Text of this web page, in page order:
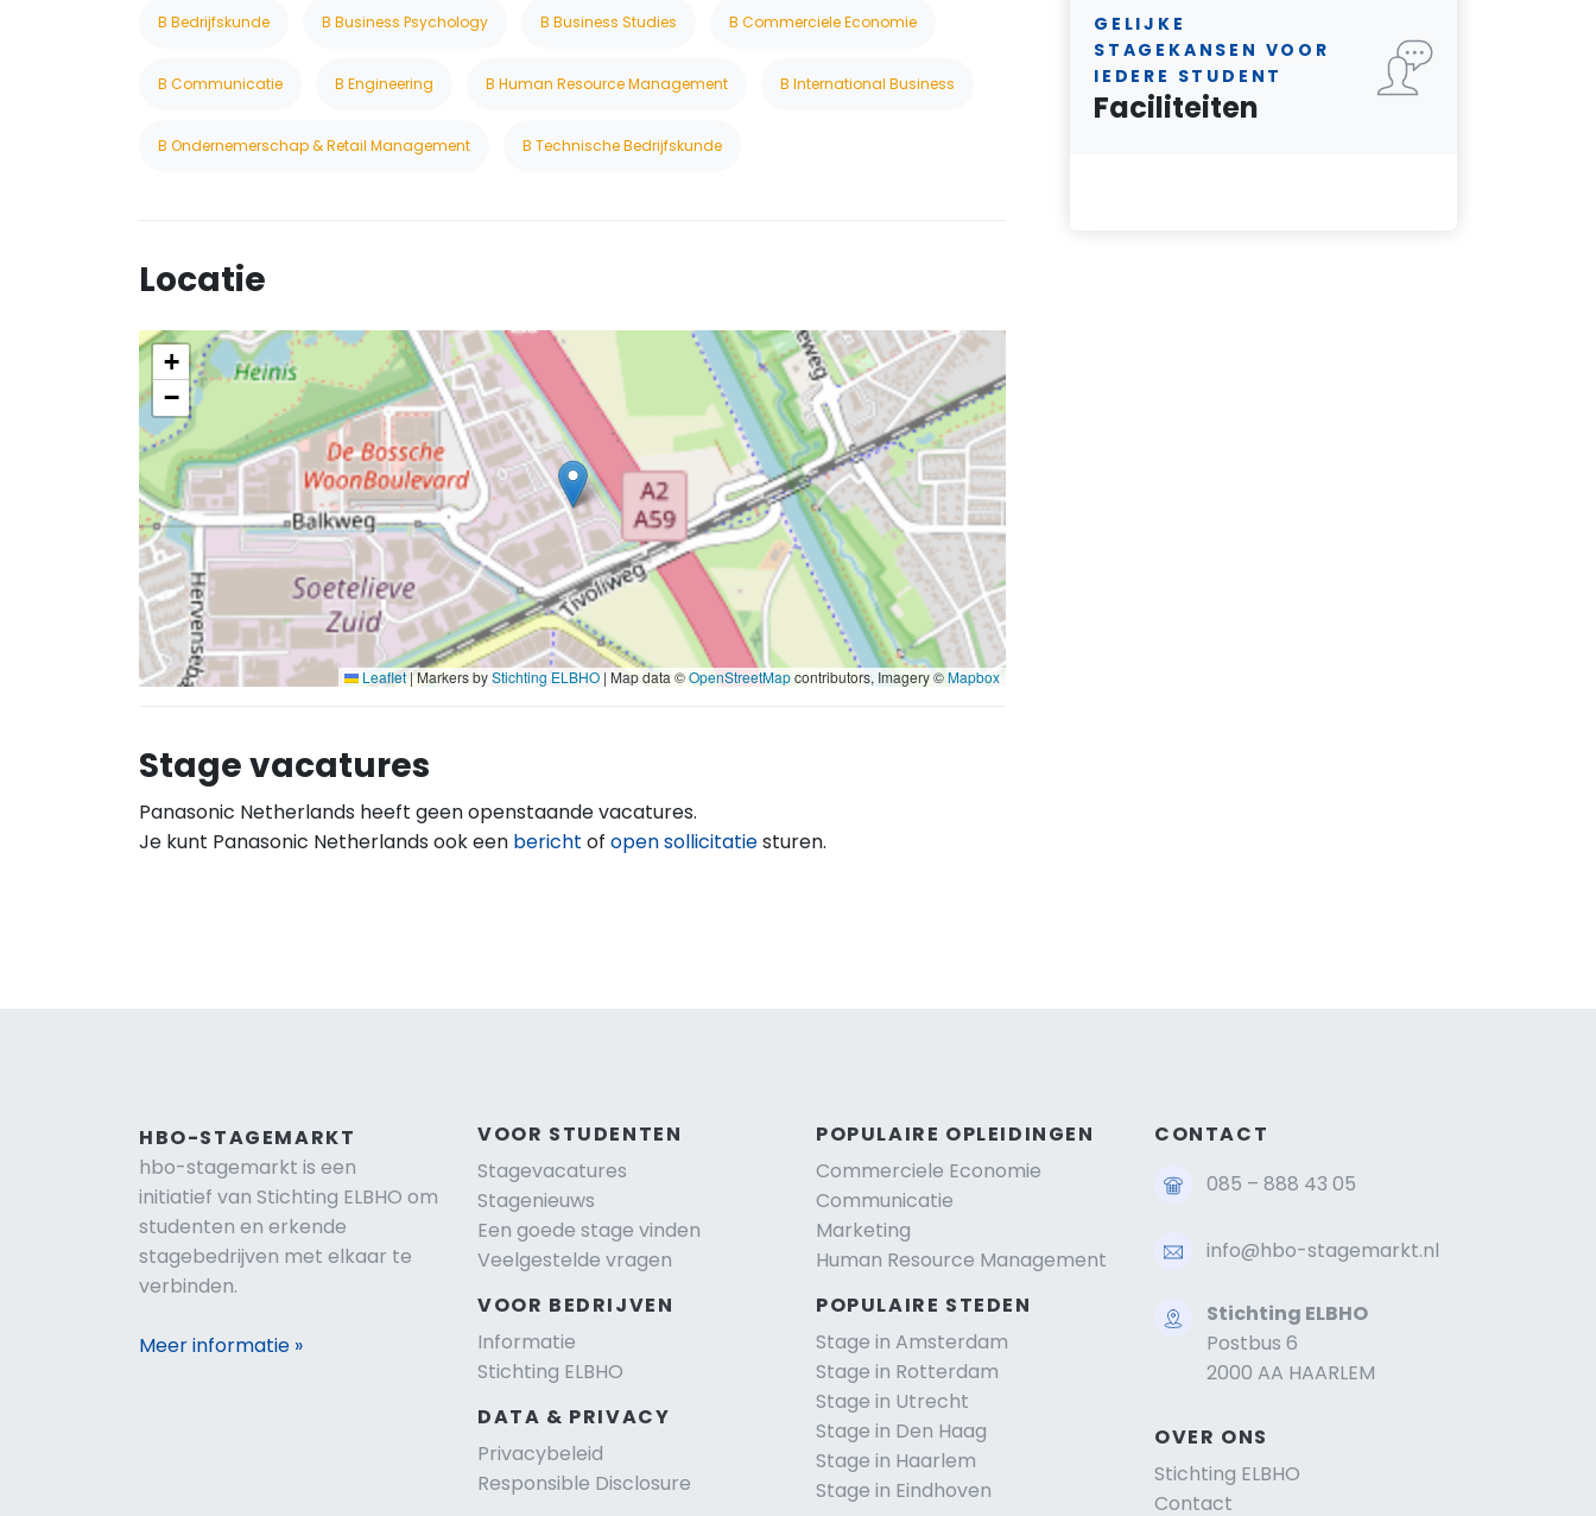
B Bedrijfskunde B Business Psychology B Business Studies B Commerciele Economie
B Communicatie B Engineering B Human Resource Management B International Business
B Ondernemerschap & Retail Management B Technische Bedrijfskunde
Locatie
+
−
Leaflet | Markers byStichting ELBHO | Map data ©OpenStreetMapcontributors, Imagery ©Mapbox
Stage vacatures
Panasonic Netherlands heeft geen openstaande vacatures.
Je kunt Panasonic Netherlands ook een bericht of open sollicitatiesturen.
GELIJKE
STAGEKANSEN VOOR
IEDERE STUDENT
Faciliteiten
HBO-STAGEMARKT
hbo-stagemarkt is een
initiatief van Stichting ELBHO om
studenten en erkende
stagebedrijven met elkaar te
verbinden.
Meer informatie »
VOOR STUDENTEN
Stagevacatures
Stagenieuws
Een goede stage vinden
Veelgestelde vragen
VOOR BEDRIJVEN
Informatie
Stichting ELBHO
DATA & PRIVACY
Privacybeleid
Responsible Disclosure
POPULAIRE OPLEIDINGEN
Commerciele Economie
Communicatie
Marketing
Human Resource Management
POPULAIRE STEDEN
Stage in Amsterdam
Stage in Rotterdam
Stage in Utrecht
Stage in Den Haag
Stage in Haarlem
Stage in Eindhoven
CONTACT
085 – 888 43 05
info@hbo-stagemarkt.nl
Stichting ELBHO
Postbus 6
2000 AA HAARLEM
OVER ONS
Stichting ELBHO
Contact